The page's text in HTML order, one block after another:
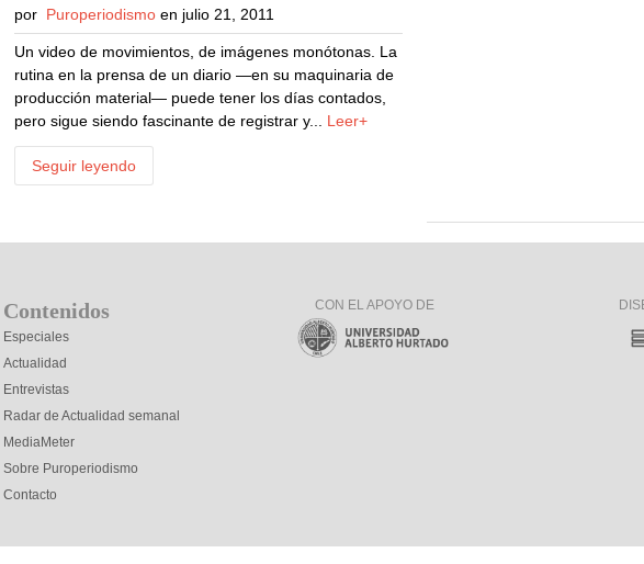
por Puroperiodismo en julio 21, 2011
Un video de movimientos, de imágenes monótonas. La
rutina en la prensa de un diario —en su maquinaria de
producción material— puede tener los días contados,
pero sigue siendo fascinante de registrar y... Leer+
Seguir leyendo
Contenidos
Especiales
Actualidad
Entrevistas
Radar de Actualidad semanal
MediaMeter
Sobre Puroperiodismo
Contacto
CON EL APOYO DE